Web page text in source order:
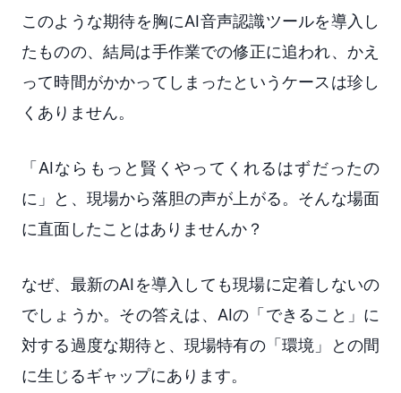
このような期待を胸にAI音声認識ツールを導入し
たものの、結局は手作業での修正に追われ、かえ
って時間がかかってしまったというケースは珍し
くありません。
「AIならもっと賢くやってくれるはずだったの
に」と、現場から落胆の声が上がる。そんな場面
に直面したことはありませんか？
なぜ、最新のAIを導入しても現場に定着しないの
でしょうか。その答えは、AIの「できること」に
対する過度な期待と、現場特有の「環境」との間
に生じるギャップにあります。